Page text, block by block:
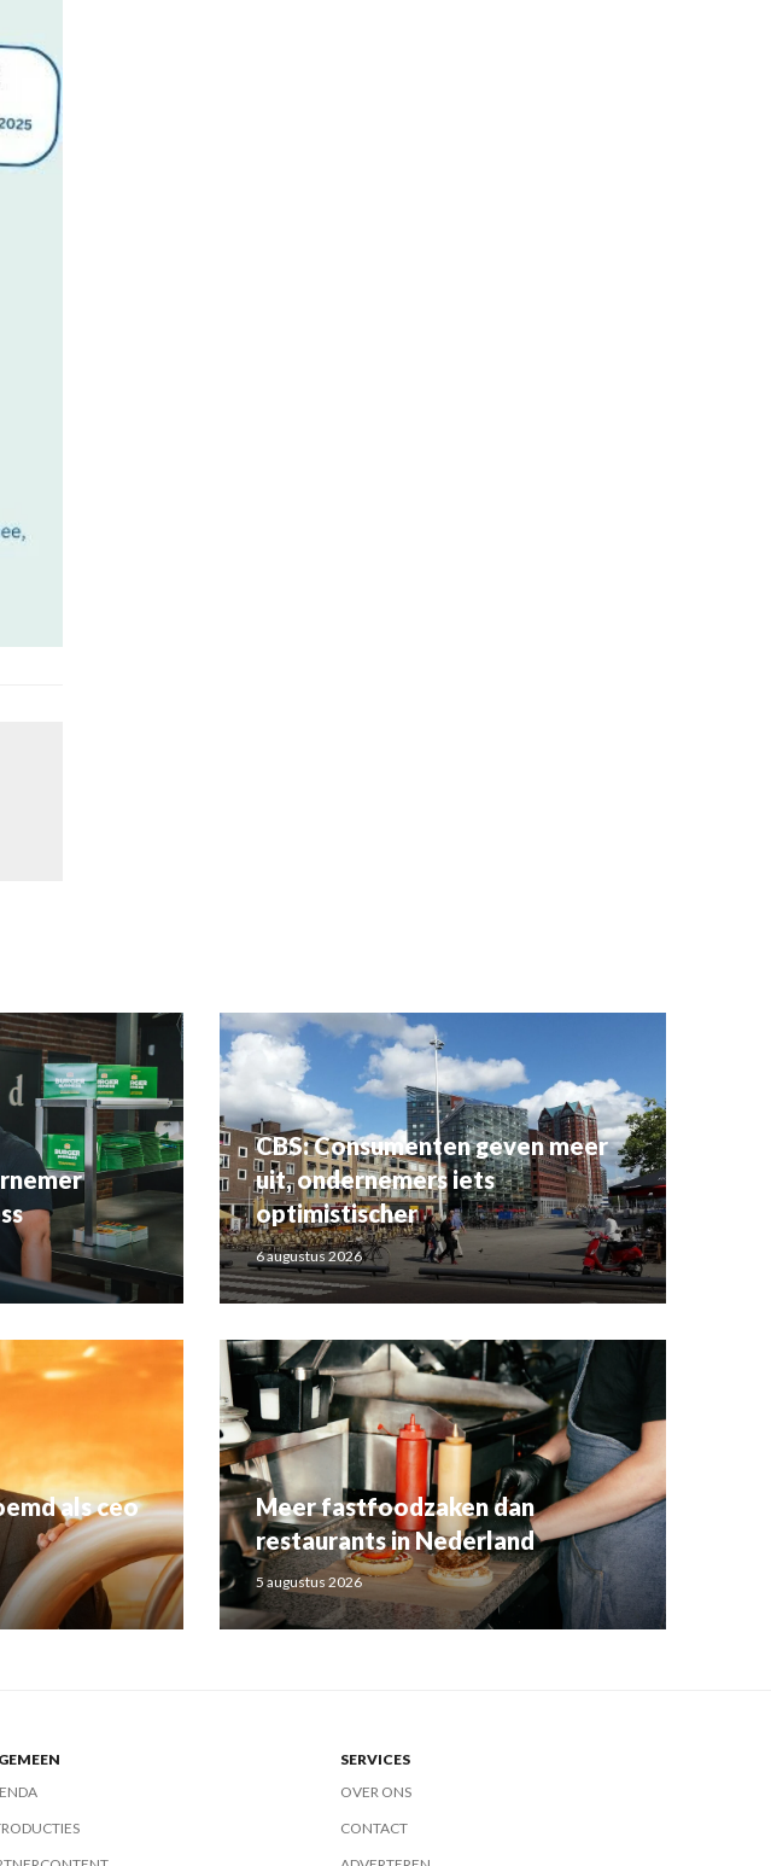
CBS: Consumenten geven meer
uit, ondernemers iets
optimistischer
6 augustus 2026
als ceo
Meer fastfoodzaken dan
restaurants in Nederland
5 augustus 2026
SERVICES
OVER ONS
CONTACT